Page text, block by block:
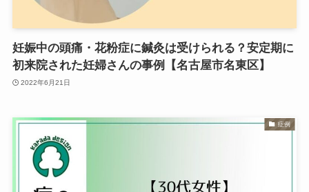
妊娠中の頭痛・花粉症に鍼灸は受けられる？安定期に
初来院された妊婦さんの事例【名古屋市名東区】
2022年6月21日
症例